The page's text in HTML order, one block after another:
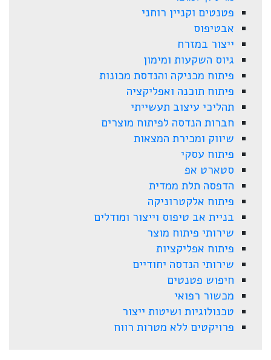
פטנטים וקניין רוחני
אבטיפוס
ייצור במזרח
גיוס השקעות ומימון
פיתוח מכניקה והנדסת מכונות
פיתוח תוכנה ואפליקציה
תהליכי עיצוב תעשייתי
חברות הנדסה לפיתוח מוצרים
שיווק ומכירת המצאות
פיתוח עסקי
סטארט אפ
הדפסה תלת ממדית
פיתוח אלקטרוניקה
בניית אב טיפוס וייצור ומודלים
שירותי פיתוח מוצר
פיתוח אפליקציות
שירותי הנדסה יחודיים
חיפוש פטנטים
מכשור רפואי
טכנולוגיות ושיטות ייצור
פרויקטים ללא מטרות רווח